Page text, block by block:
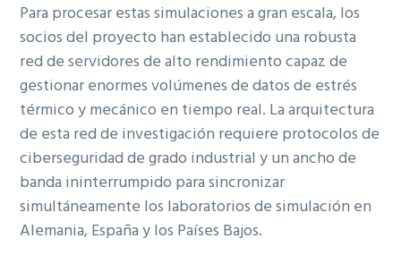
Para procesar estas simulaciones a gran escala, los
socios del proyecto han establecido una robusta
red de servidores de alto rendimiento capaz de
gestionar enormes volúmenes de datos de estrés
térmico y mecánico en tiempo real. La arquitectura
de esta red de investigación requiere protocolos de
ciberseguridad de grado industrial yun ancho de
banda ininterrumpido para sincronizar
simultáneamente los laboratorios de simulación en
Alemania, España y los Países Bajos.